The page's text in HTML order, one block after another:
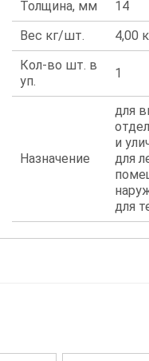
Толщина, мм
14
Вес кг/шт.
4,00
Кол-во шт. в
уп.
1
Назначение
для
и
для
для